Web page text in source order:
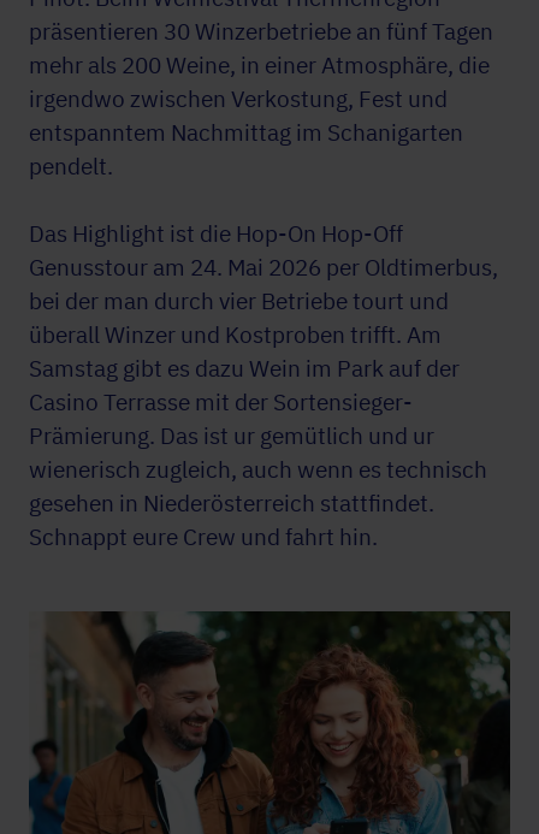
präsentieren 30 Winzerbetriebe an fünf Tagen
mehr als 200 Weine, in einer Atmosphäre, die
irgendwo zwischen Verkostung, Fest und
entspanntem Nachmittag im Schanigarten
pendelt.
Das Highlight ist die Hop-On Hop-Off
Genusstour am 24. Mai 2026 per Oldtimerbus,
bei der man durch vier Betriebe tourt und
überall Winzer und Kostproben trifft. Am
Samstag gibt es dazu Wein im Park auf der
Casino Terrasse mit der Sortensieger-
Prämierung. Das ist ur gemütlich und ur
wienerisch zugleich, auch wenn es technisch
gesehen in Niederösterreich stattfindet.
Schnappt eure Crew und fahrt hin.